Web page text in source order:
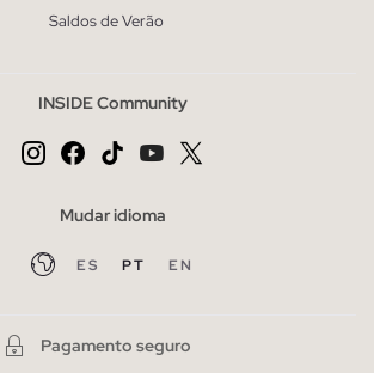
Saldos de Verão
INSIDE Community
Mudar idioma
ES PT EN
Pagamento seguro